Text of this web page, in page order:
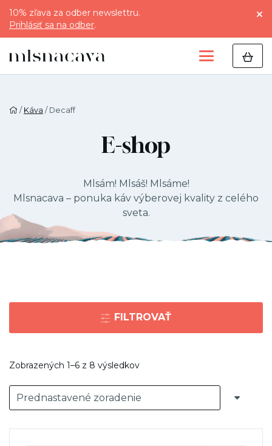
10% zľava za odber newslettru.
Prihlásiť sa na odber.
/ Káva / Decaff
E-shop
Mlsám! Mlsáš! Mlsáme!
Mlsnacava – ponuka káv výberovej kvality z celého
sveta.
FILTROVAŤ
Zobrazených 1–6 z 8 výsledkov